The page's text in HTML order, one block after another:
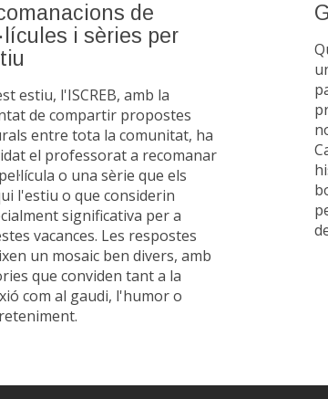
de
i sèries per
estiu, l'ISCREB, amb la
de compartir propostes
entre tota la comunitat, ha
el professorat a recomanar
o una sèrie que els
l'estiu o que considerin
significativa per a
vacances. Les respostes
un mosaic ben divers, amb
que conviden tant a la
com al gaudi, l'humor o